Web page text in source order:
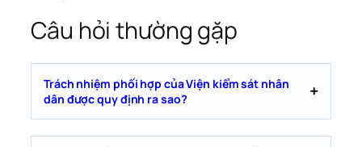
Câu hỏi thường gặp
Trách nhiệm phối hợp của Viện kiểm sát nhân
dân được quy định ra sao?